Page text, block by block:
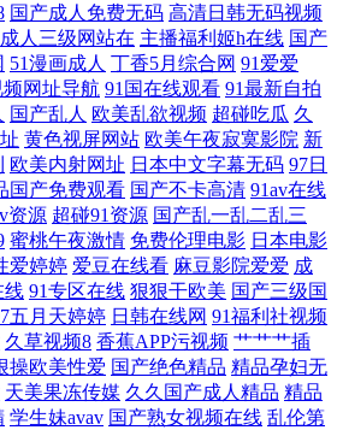
久久 无码素人福利 日韩Av另类 AV操B 九一
福利视频17 国产第一页 九色蝌蚪91Porn 91逼
一级片视频 91在线播放视频 国产日韩 欧美
频网址大全 久热精品婷婷 丝袜avtt东京热 91
麻豆AV在线 污污色色 91狼人社在线 超碰在
网 91茄子网站 久操视频在线 亚洲精品一区二
久久成人黄色网 91nwww网站 国产精品久久!
国产成人免费无码 高清日韩无码视频
成人三级网站在 主播福利姬h在线 国产
51漫画成人 丁香5月综合网 91爱爱
网址导航 91国在线观看 91最新自拍
国产乱人 欧美乱欲视频 超碰吃瓜 久
黄色视屏网站 欧美午夜寂寞影院 新
欧美内射网址 日本中文字幕无码 97日
国产免费观看 国产不卡高清 91av在线
资源 超碰91资源 国产乱一乱二乱三
蜜桃午夜激情 免费伦理电影 日本电影
爱婷婷 爱豆在线看 麻豆影院爱爱 成
线 91专区在线 狠狠干欧美 国产三级国
五月天婷婷 日韩在线网 91福利社视频
久草视频8 香蕉APP污视频 艹艹艹插
操欧美性爱 国产绝色精品 精品孕妇无
天美果冻传媒 久久国产成人精品 精品
学生妹avav 国产熟女视频在线 乱伦第